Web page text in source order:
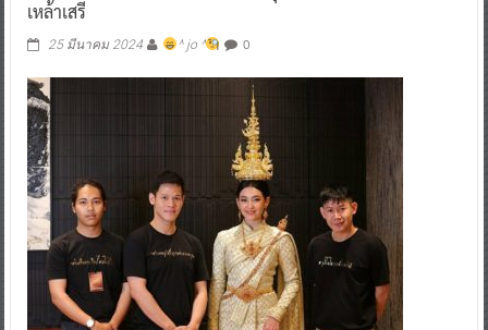
เหล้าเสรี
25 มีนาคม 2024 ^ jo ^ 0